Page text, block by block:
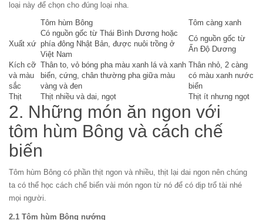
loại này để chọn cho đúng loại nha.
Tôm hùm Bông
Tôm càng xanh
Xuất xứ
Có nguồn gốc từ Thái Bình Dương hoặc
phía đông Nhật Bản, được nuôi trồng ở
Việt Nam
Có nguồn gốc từ
Ấn Độ Dương
Kích cỡ
và màu
sắc
Thân to, vỏ bóng pha màu xanh lá và xanh
biển, cứng, chân thường pha giữa màu
vàng và đen
Thân nhỏ, 2 càng
có màu xanh nước
biển
Thịt
Thịt nhiều và dai, ngọt Thịt ít nhưng ngọt
2. Những món ăn ngon với
tôm hùm Bông và cách chế
biến
Tôm hùm Bông có phần thịt ngon và nhiều, thịt lại dai ngon nên chúng
ta có thể học cách chế biến vài món ngon từ nó để có dịp trổ tài nhé
mọi người.
2.1 Tôm hùm Bông nướng